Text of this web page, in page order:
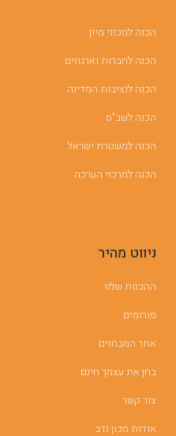
הכנה למכוני מיון
הכנה לחברות וארגונים
הכנה לנציבות המדינה
הכנה לשב"ס
הכנה למשטרת ישראל
הכנה למרכזי הערכה
ניווט מהיר
ההכנות שלנו
פורומים
אתר המבחנים
בחן את עצמך חינם
צור קשר
אודות מכון נדב